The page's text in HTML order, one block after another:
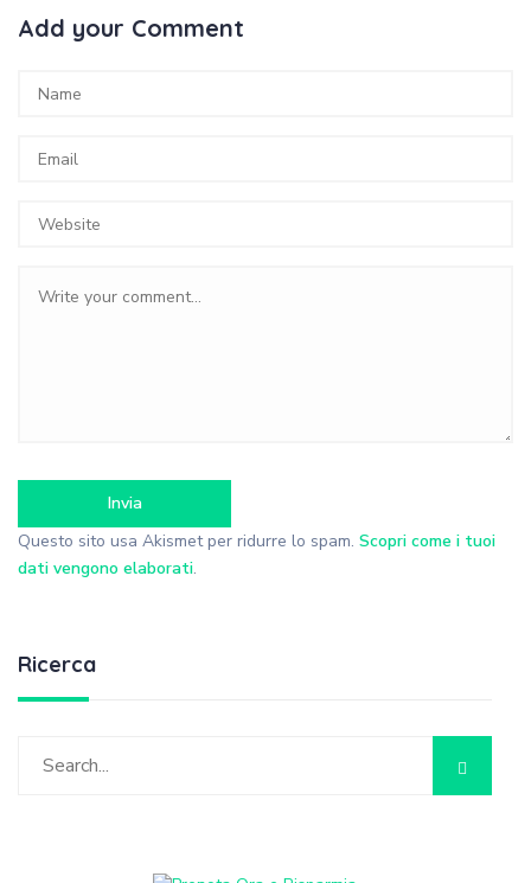
Add your Comment
Questo sito usa Akismet per ridurre lo spam. Scopri come i tuoi
dati vengono elaborati.
Ricerca